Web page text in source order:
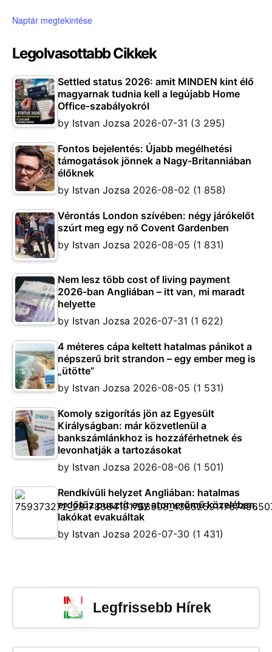
Naptár megtekintése
Legolvasottabb Cikkek
Settled status 2026: amit MINDEN kint élő
magyarnak tudnia kell a legújabb Home
Office-szabályokról
by Istvan Jozsa 2026-07-31 (3 295)
Fontos bejelentés: Újabb megélhetési
támogatások jönnek a Nagy-Britanniában
élőknek
by Istvan Jozsa 2026-08-02 (1 858)
Vérontás London szívében: négy járókelőt
szúrt meg egy nő Covent Gardenben
by Istvan Jozsa 2026-08-05 (1 831)
Nem lesz több cost of living payment
2026-ban Angliában – itt van, mi maradt
helyette
by Istvan Jozsa 2026-07-31 (1 622)
4 méteres cápa keltett hatalmas pánikot a
népszerű brit strandon – egy ember meg is
„ütötte”
by Istvan Jozsa 2026-08-05 (1 531)
Komoly szigorítás jön az Egyesült
Királyságban: már közvetlenül a
bankszámlánkhoz is hozzáférhetnek és
levonhatják a tartozásokat
by Istvan Jozsa 2026-08-06 (1 501)
Rendkívüli helyzet Angliában: hatalmas
erdőtűz pusztít egy atomerőmű közelében,
lakókat evakuáltak
by Istvan Jozsa 2026-07-30 (1 431)
Legfrissebb Hírek